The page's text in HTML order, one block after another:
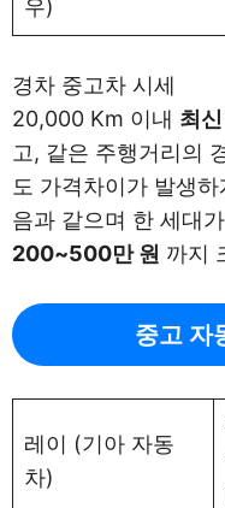
우)
경차 중고차 시세
20,000 Km 이내 최
고, 같은 주행거리의
도 가격차이가 발생
음과 같으며 한 세대
200~500만 원 까지
중고 자
레이 (기아 자동
차)